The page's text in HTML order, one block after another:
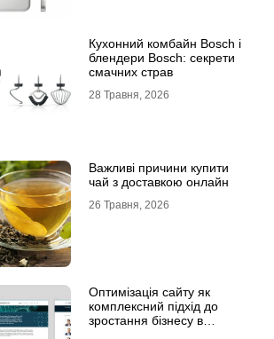
Кухонний комбайн Bosch і
блендери Bosch: секрети
смачних страв
28 Травня, 2026
Важливі причини купити
чай з доставкою онлайн
26 Травня, 2026
Оптимізація сайту як
комплексний підхід до
зростання бізнесу в